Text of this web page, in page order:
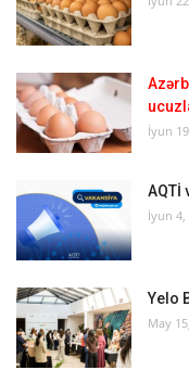
İyun
AQTİ
İyun 4,
Yelo
May